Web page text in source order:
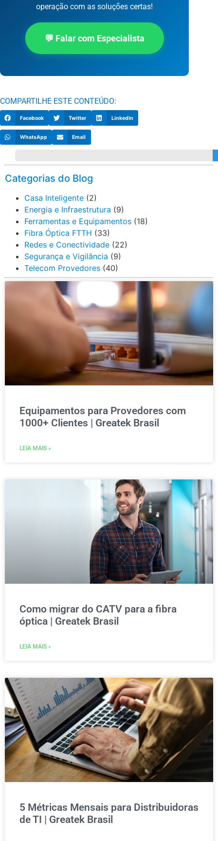
Categorias do Blog
Casa Inteligente (2)
Energia e Infraestrutura (9)
Ferramentas e Equipamentos (18)
Fibra Óptica FTTH (33)
Redes e Conectividade (22)
Segurança e Vigilância (9)
Telecom Provedores (40)
Equipamentos para Provedores com
1000+ Clientes | Greatek Brasil
LEIA MAIS »
Como migrar do CATV para a fibra
óptica | Greatek Brasil
LEIA MAIS »
5 Métricas Mensais para Distribuidoras
de TI | Greatek Brasil
operação com as soluções certas!
💬 Falar com Especialista
Facebook Twitter LinkedIn
WhatsApp Email
COMPARTILHE ESTE CONTEÚDO: